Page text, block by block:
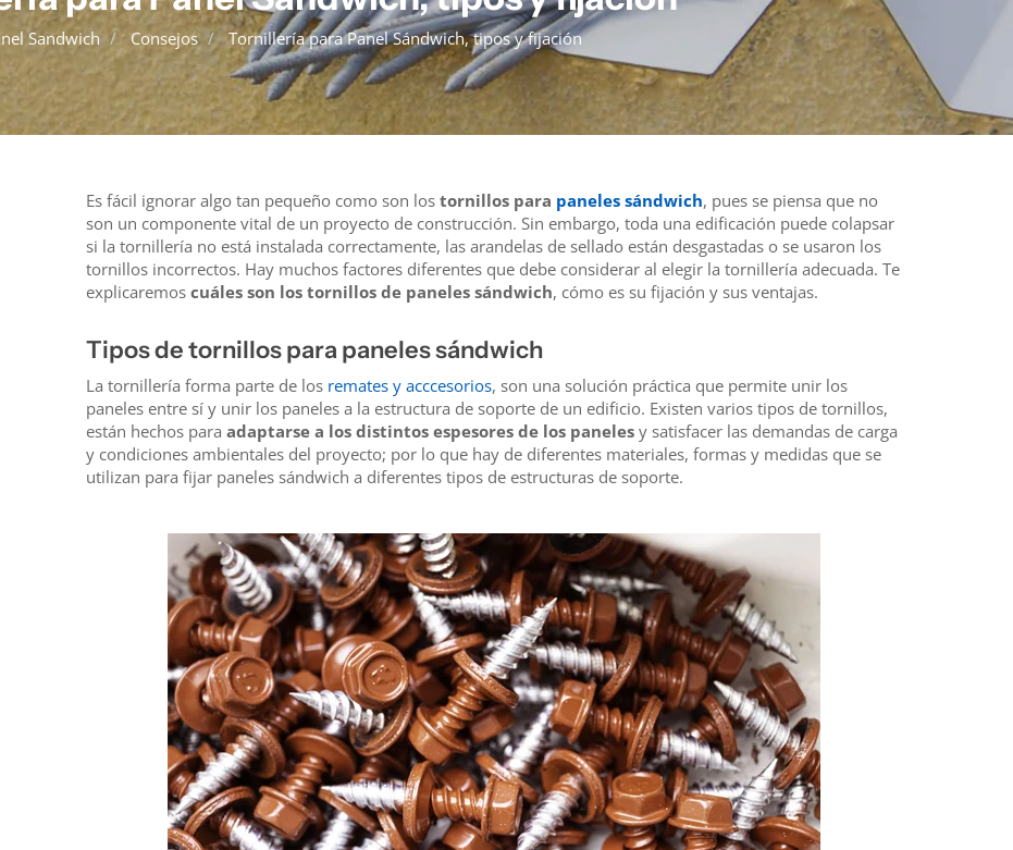
Panel Modular
Sandwich Consejos Tornillería para Panel Sándwich, tipos y fijación
Es fácil ignorar algo tan pequeño como son los tornillos para paneles sándwich, pues se piensa que no
son un componente vital de un proyecto de construcción. Sin embargo, toda una edificación puede colapsar
si la tornillería no está instalada correctamente, las arandelas de sellado están desgastadas o se usaron los
tornillos incorrectos. Hay muchos factores diferentes que debe considerar al elegir la tornillería adecuada. Te
explicaremos cuáles son los tornillos de paneles sándwich, cómo es su fijación y sus ventajas.
Tipos de tornillos para paneles sándwich
La tornillería forma parte de los remates y acccesorios, son una solución práctica que permite unir los
paneles entre sí y unir los paneles a la estructura de soporte de un edificio. Existen varios tipos de tornillos,
están hechos para adaptarse a los distintos espesores de los paneles y satisfacer las demandas de carga
y condiciones ambientales del proyecto; por lo que hay de diferentes materiales, formas y medidas que se
utilizan para fijar paneles sándwich a diferentes tipos de estructuras de soporte.